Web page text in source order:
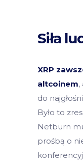
Siła
XRP
altcoinem,
do
Było to
Netburn
prośbą o